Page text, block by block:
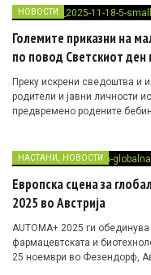
НОВОСТИ
Големите приказни на
по повод Светскиот
Преку искрени сведоштва и
родители и јавни личности
предвремено родените
НАСТАНИ, НОВОСТИ
Европска сцена за
2025 во Австрија
AUTOMA+ 2025 ги
фармацевтската и
25 ноември во Фезендорф,